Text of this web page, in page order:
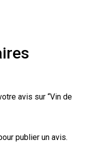
avis sur “Vin de
publier un avis.